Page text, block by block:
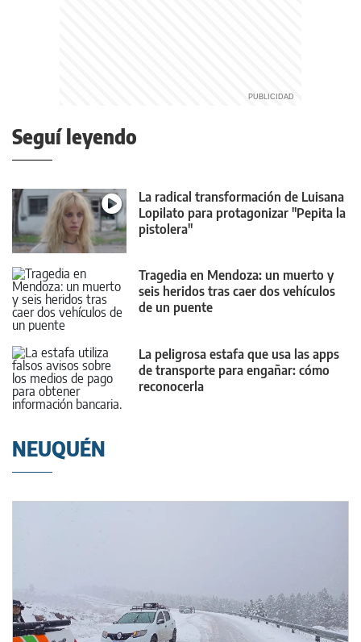
Seguí leyendo
La radical transformación de Luisana
Lopilato para protagonizar "Pepita la
pistolera"
Tragedia en Mendoza: un muerto y
seis heridos tras caer dos vehículos
de un puente
La peligrosa estafa que usa las apps
de transporte para engañar: cómo
reconocerla
NEUQUÉN